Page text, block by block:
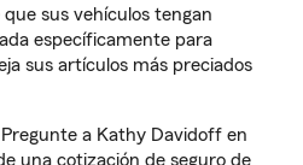
que sus vehículos tengan
específicamente para
sus artículos más preciados
a Kathy Davidoff en
una cotización de seguro de